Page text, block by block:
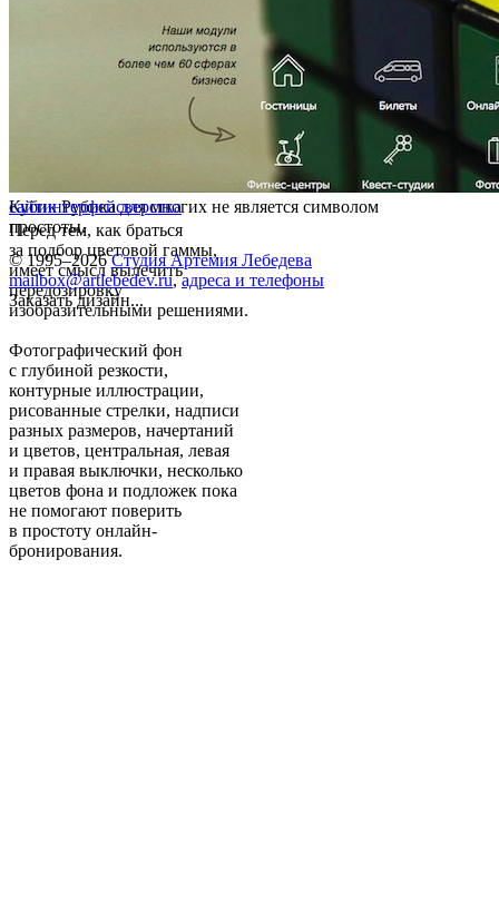
Кубик Рубика для многих не является символом
простоты.
Перед тем, как браться
за подбор цветовой гаммы,
имеет смысл вылечить
передозировку
изобразительными решениями.
Фотографический фон
с глубиной резкости,
контурные иллюстрации,
рисованные стрелки, надписи
разных размеров, начертаний
и цветов, центральная, левая
и правая выключки, несколько
цветов фона и подложек пока
не помогают поверить
в простоту онлайн-
бронирования.
сайтинтерфейсверстка
© 1995–2026 Студия Артемия Лебедева
mailbox@artlebedev.ru, адреса и телефоны
Заказать дизайн...